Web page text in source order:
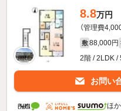
8.8万円
（管理費
敷 88,000円
2階 / 2LDK /
お問い
ほ